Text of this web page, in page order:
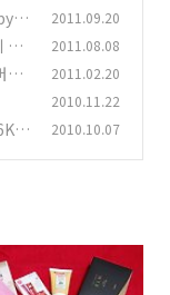
2011.09.20
장
2011.08.08
츠
2011.02.20
2010.11.22
2010.10.07